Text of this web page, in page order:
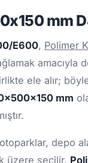
mm
E600, Polimer
ele alır;
mm
depo
üzere seçilir.